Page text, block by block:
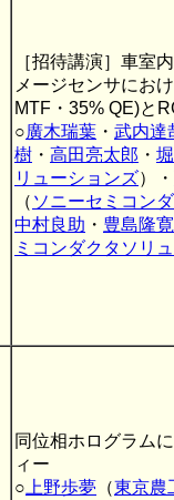
［招待講演］車室
メージセンサにお
MTF・35% QE)と
○廣木瑞葉 ・ 武内達
樹 ・ 高田亮太郎 ・
リューションズ）・
（ ソニーセミコン
中村良助 ・ 豊島隆寛
ミコンダクタソリ
同位相ホログラム
ィー
○ 上野歩夢 （東京農